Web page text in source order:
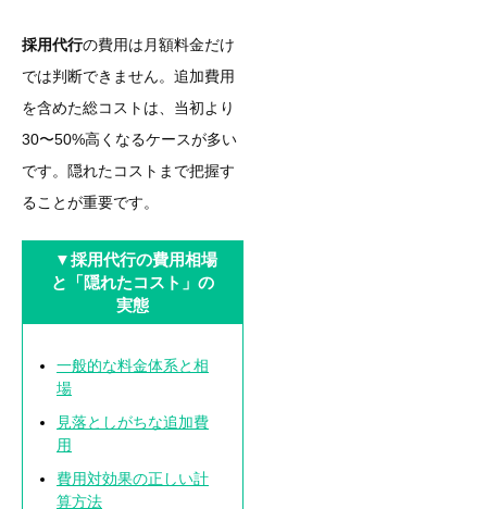
採用代行の費用は月額料金だけ
では判断できません。追加費用
を含めた総コストは、当初より
30〜50%高くなるケースが多い
です。隠れたコストまで把握す
ることが重要です。
▼採用代行の費用相場
と「隠れたコスト」の
実態
一般的な料金体系と相
場
見落としがちな追加費
用
費用対効果の正しい計
算方法